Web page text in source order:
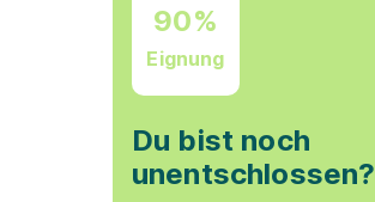
90%
Eignung
Du bist noch
unentschlossen?